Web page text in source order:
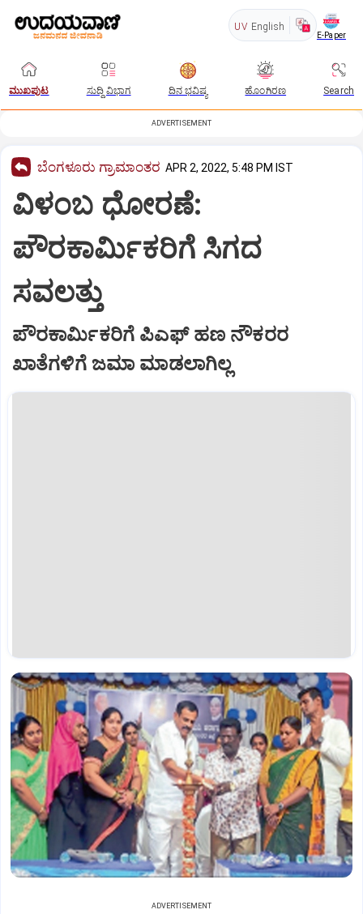
UV English
E-Paper
ಮುಖಪುಟ ಸುದ್ದಿ ವಿಭಾಗ ದಿನ ಭವಿಷ್ಯ ಹೊಂಗಿರಣ Search
ADVERTISEMENT
ಬೆಂಗಳೂರು ಗ್ರಾಮಾಂತರ APR 2, 2022, 5:48 PM IST
ವಿಳಂಬ ಧೋರಣೆ:
ಪೌರಕಾರ್ಮಿಕರಿಗೆ ಸಿಗದ
ಸವಲತ್ತು
ಪೌರಕಾರ್ಮಿಕರಿಗೆ ಪಿಎಫ್‌ ಹಣ ನೌಕರರ
ಖಾತೆಗಳಿಗೆ ಜಮಾ ಮಾಡಲಾಗಿಲ್ಲ
ADVERTISEMENT